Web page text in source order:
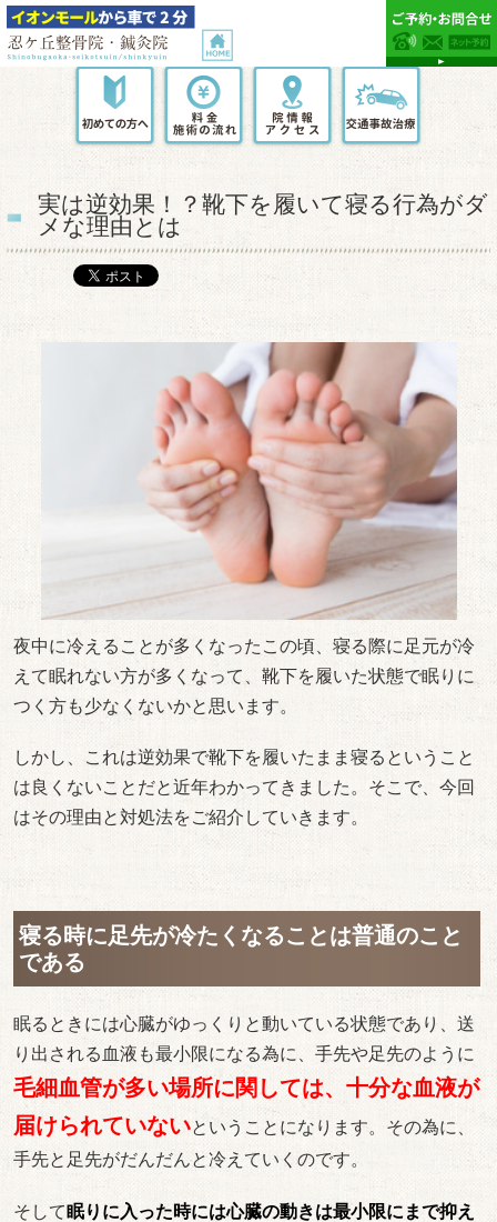
実は逆効果！？靴下を履いて寝る行為がダ
メな理由とは
夜中に冷えることが多くなったこの頃、寝る際に足元が冷
えて眠れない方が多くなって、靴下を履いた状態で眠りに
つく方も少なくないかと思います。
しかし、これは逆効果で靴下を履いたまま寝るということ
は良くないことだと近年わかってきました。そこで、今回
はその理由と対処法をご紹介していきます。
寝る時に足先が冷たくなることは普通のこと
である
眠るときには心臓がゆっくりと動いている状態であり、送
り出される血液も最小限になる為に、手先や足先のように
毛細血管が多い場所に関しては、十分な血液が
届けられていないということになります。その為に、
手先と足先がだんだんと冷えていくのです。
そして眠りに入った時には心臓の動きは最小限にまで抑え